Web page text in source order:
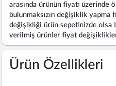
arasında ürünün fiyatı üzerinde
bulunmaksızın değişiklik yapma
değişikliği ürün sepetinizde olsa
verilmiş ürünler fiyat
Ürün Özellikleri